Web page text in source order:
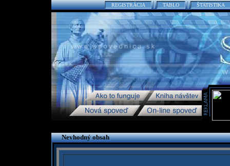
REGISTRÁCIA TABLO ŠTATISTIKA
Nevhodný obsah